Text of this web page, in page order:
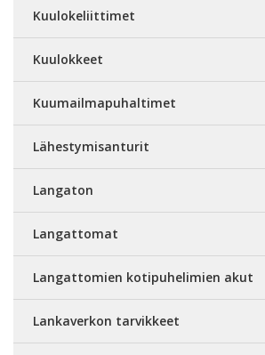
Kuulokeliittimet
Kuulokkeet
Kuumailmapuhaltimet
Lähestymisanturit
Langaton
Langattomat
Langattomien kotipuhelimien akut
Lankaverkon tarvikkeet